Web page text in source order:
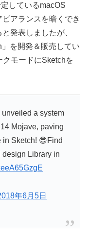
しているmacOS
アランスを暗くでき
発表しましたが、
を開発＆販売してい
モードにSketchを
a system
Mojave, paving
in Sketch! 😎Find
design Library in
年6月5日